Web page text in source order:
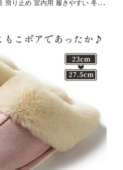
滑り止め 室内用 履きやすい 冬用
屋内 暖かい ソフト 快適 冬のギ
物 家族 友達